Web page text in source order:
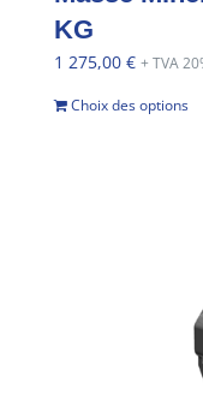
KG
1 275,00 € + TVA
Choix des options